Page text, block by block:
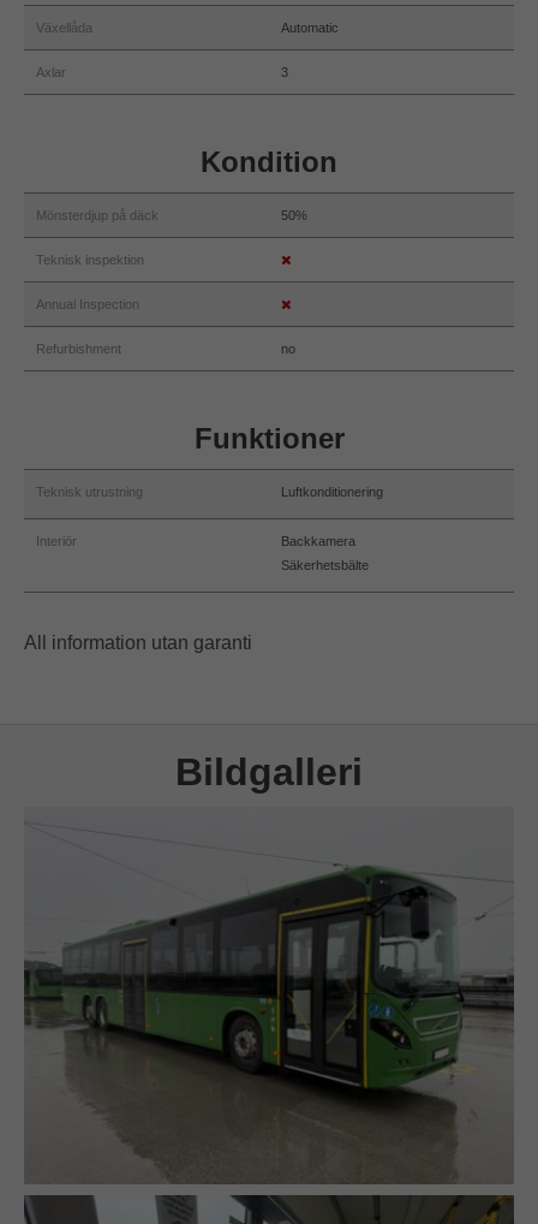
Växellåda Automatic
Axlar 3
Kondition
Mönsterdjup på däck 50%
Teknisk inspektion
Annual Inspection
Refurbishment no
Funktioner
Teknisk utrustning Luftkonditionering
Interiör
Backkamera
Säkerhetsbälte
All information utan garanti
Bildgalleri